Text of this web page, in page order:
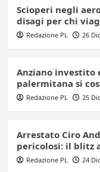
Scioperi negli
disagi per chi
Redazione PL 26
Anziano investito
palermitana si
Redazione PL 25
Arrestato Ciro
pericolosi: il blitz
Redazione PL 24